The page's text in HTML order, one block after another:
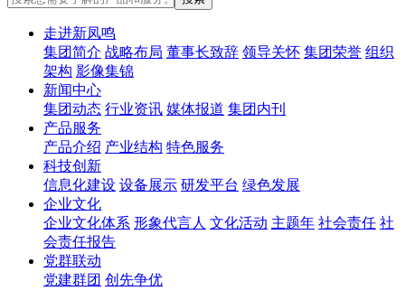
走进新凤鸣
集团简介 战略布局 董事长致辞 领导关怀 集团荣誉 组织
架构 影像集锦
新闻中心
集团动态 行业资讯 媒体报道 集团内刊
产品服务
产品介绍 产业结构 特色服务
科技创新
信息化建设 设备展示 研发平台 绿色发展
企业文化
企业文化体系 形象代言人 文化活动 主题年 社会责任 社
会责任报告
党群联动
党建群团 创先争优